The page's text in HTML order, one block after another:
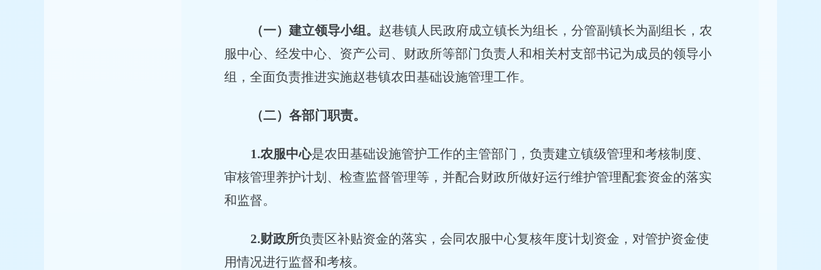
（一）建立领导小组。 赵巷镇人民政府成立镇长为组长，分管副镇长为副组长，农
服中心、经发中心、资产公司、财政所等部门负责人和相关村支部书记为成员的领导小
组，全面负责推进实施赵巷镇农田基础设施管理工作。
（二）各部门职责。
1.农服中心是农田基础设施管护工作的主管部门，负责建立镇级管理和考核制度、
审核管理养护计划、检查监督管理等，并配合财政所做好运行维护管理配套资金的落实
和监督。
2.财政所负责区补贴资金的落实，会同农服中心复核年度计划资金，对管护资金使
用情况进行监督和考核。